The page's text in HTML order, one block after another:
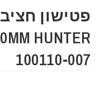
100110-007